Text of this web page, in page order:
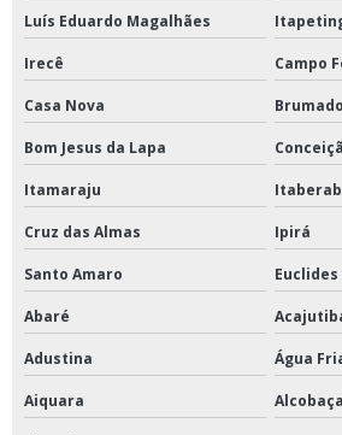
Instalação de ar condicionado split preço
Instalação de ar condicionado split valor
Instalação de ar condicionado valor
Instalação de ar condicionado vrf
Instalação de chiller
Instalação de fan coil
Instalação de sistema de ar condicionado
Luís Eduardo Magalhães
Irecê Campo
Casa Nova Brumado
Bom Jesus da Lapa
Itamaraju
Cruz das Almas Ipirá
Santo Amaro Euclides
Abaré
Adustina Água
Aiquara Alcobaça